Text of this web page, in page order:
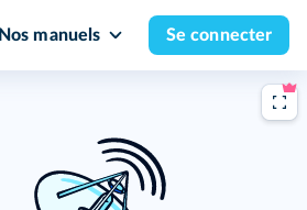
Nos manuels Se connecter